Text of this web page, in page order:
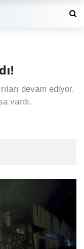
devam ediyor.
vardı.